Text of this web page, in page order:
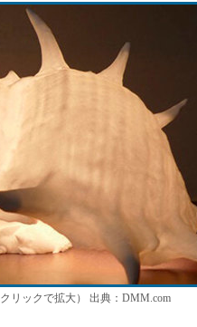
リックで拡大） 出典：DMM.com